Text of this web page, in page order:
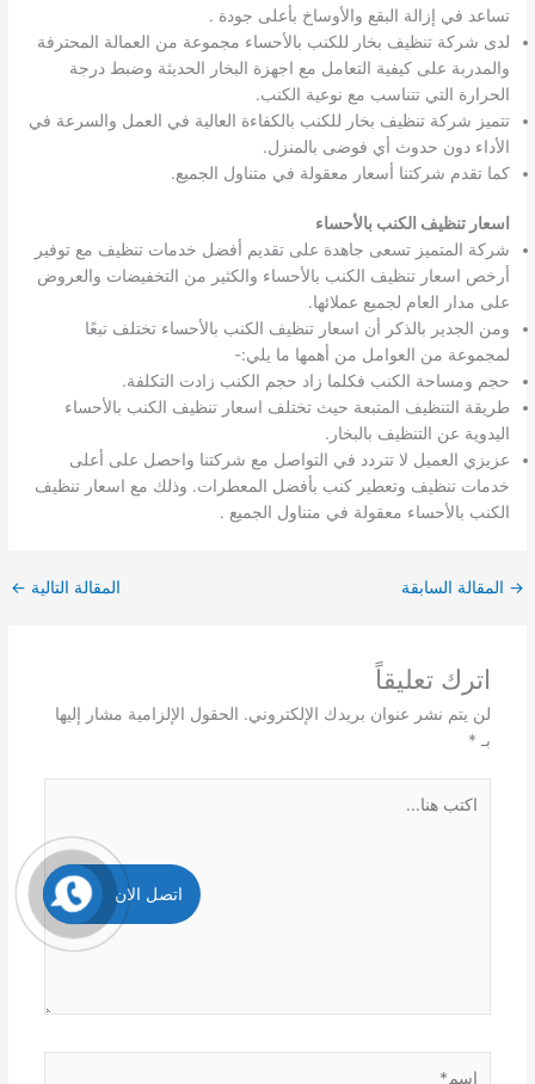
تساعد في إزالة البقع والأوساخ بأعلى جودة .
لدى شركة تنظيف بخار للكنب بالأحساء مجموعة من العمالة المحترفة
والمدربة على كيفية التعامل مع اجهزة البخار الحديثة وضبط درجة
الحرارة التي تتناسب مع نوعية الكنب.
تتميز شركة تنظيف بخار للكنب بالكفاءة العالية في العمل والسرعة في
الأداء دون حدوث أي فوضى بالمنزل.
كما تقدم شركتنا أسعار معقولة في متناول الجميع.
اسعار تنظيف الكنب بالأحساء
شركة المتميز تسعى جاهدة على تقديم أفضل خدمات تنظيف مع توفير
أرخص اسعار تنظيف الكنب بالأحساء والكثير من التخفيضات والعروض
على مدار العام لجميع عملائها.
ومن الجدير بالذكر أن اسعار تنظيف الكنب بالأحساء تختلف تبعًا
لمجموعة من العوامل من أهمها ما يلي:-
حجم ومساحة الكنب فكلما زاد حجم الكنب زادت التكلفة.
طريقة التنظيف المتبعة حيث تختلف اسعار تنظيف الكنب بالأحساء
اليدوية عن التنظيف بالبخار.
عزيزي العميل لا تتردد في التواصل مع شركتنا واحصل على أعلى
خدمات تنظيف وتعطير كنب بأفضل المعطرات. وذلك مع اسعار تنظيف
الكنب بالأحساء معقولة في متناول الجميع .
→ المقالة السابقة المقالة التالية ←
اترك تعليقاً
لن يتم نشر عنوان بريدك الإلكتروني. الحقول الإلزامية مشار إليها
بـ *
هنا...
اتصل الان